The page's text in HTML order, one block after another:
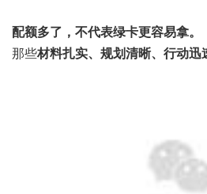
配额多了，不代表绿卡更容易拿。
那些材料扎实、规划清晰、行动迅